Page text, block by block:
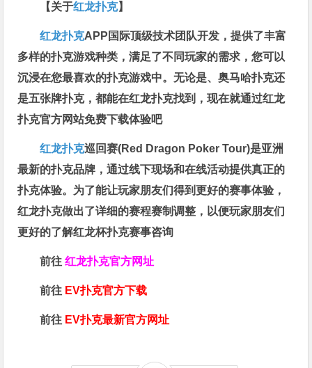
【关于红龙扑克】
红龙扑克APP国际顶级技术团队开发，提供了丰富
多样的扑克游戏种类，满足了不同玩家的需求，您可以
沉浸在您最喜欢的扑克游戏中。无论是、奥马哈扑克还
是五张牌扑克，都能在红龙扑克找到，现在就通过红龙
扑克官方网站免费下载体验吧
红龙扑克巡回赛​(Red Dragon Poker Tour)是亚洲
最新的扑克品牌，通过线下现场和在线活动提供真正的
扑克体验。为了能让玩家朋友们得到更好的赛事体验，
红龙扑克做出了详细的赛程赛制调整，以便玩家朋友们
更好的了解红龙杯扑克赛事咨询
前往红龙扑克官方网址
前往 EV扑克官方下载
前往 EV扑克最新官方网址